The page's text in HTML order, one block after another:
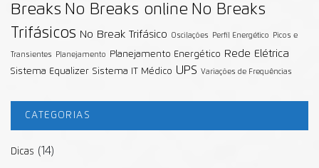
Breaks No Breaks online No Breaks
Trifásicos No Break Trifásico Oscilações Perfil Energético Picos e
Transientes Planejamento Planejamento Energético Rede Elétrica
Sistema Equalizer Sistema IT Médico UPS Variações de Frequências
CATEGORIAS
Dicas (14)